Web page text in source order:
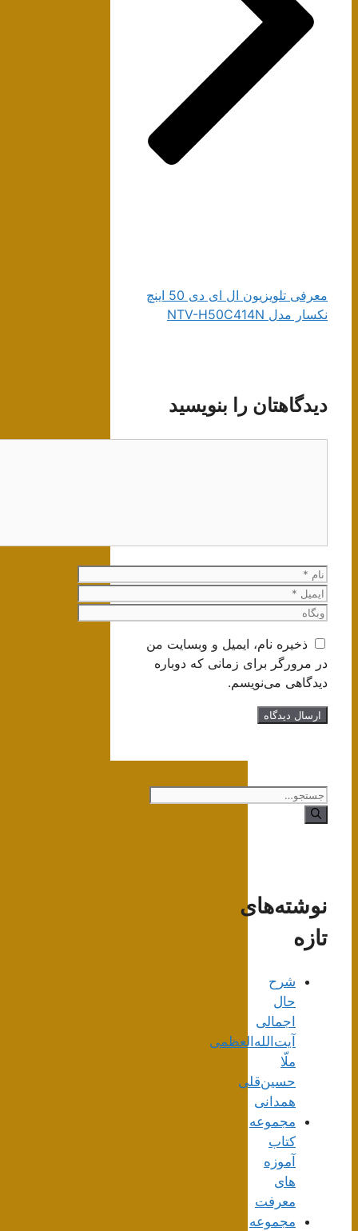
معرفی تلویزیون ال ای دی 50 اینچ
نکسار مدل NTV-H50C414N
دیدگاهتان را بنویسید
نام
ایمیل
وبگاه
ذخیره نام، ایمیل و وبسایت من
در مرورگر برای زمانی که دوباره
دیدگاهی می‌نویسم.
جستجوی
نوشته‌های
تازه
شرح
حال
اجمالی
آیت‌الله‌العظمی
ملّا
حسین‌قلی
همدانی
مجموعه
کتاب
آموزه
های
معرفت
مجموعه